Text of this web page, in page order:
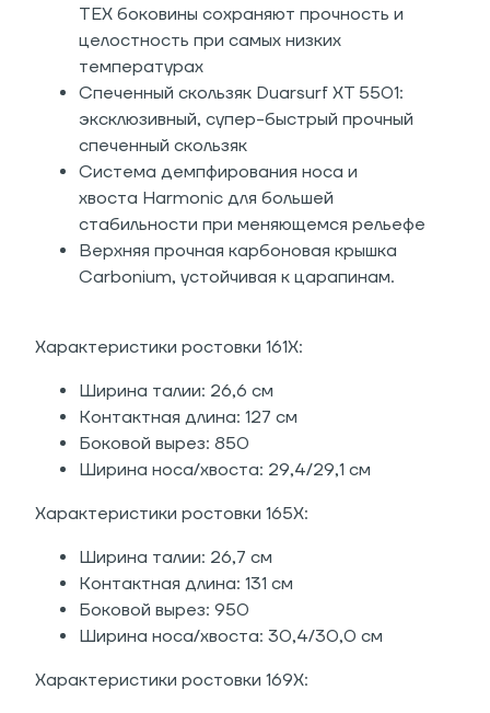
TEX боковины сохраняют прочность и
целостность при самых низких
температурах
Спеченный скользяк Duarsurf XT 5501:
эксклюзивный, супер-быстрый прочный
спеченный скользяк
Система демпфирования носа и
хвоста Harmonic для большей
стабильности при меняющемся рельефе
Верхняя прочная карбоновая крышка
Carbonium, устойчивая к царапинам.
Характеристики ростовки 161X:
Ширина талии: 26,6 см
Контактная длина: 127 см
Боковой вырез: 850
Ширина носа/хвоста: 29,4/29,1 см
Характеристики ростовки 165X:
Ширина талии: 26,7 см
Контактная длина: 131 см
Боковой вырез: 950
Ширина носа/хвоста: 30,4/30,0 см
Характеристики ростовки 169X: